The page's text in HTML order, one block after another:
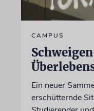
CAMPUS
Ein neuer
erschütternde